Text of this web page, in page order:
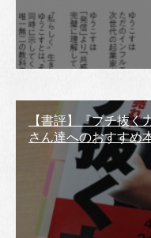
【書評】『ブチ抜
さん達へのおすすめ